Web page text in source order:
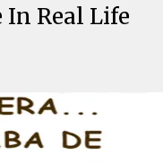
Real Life